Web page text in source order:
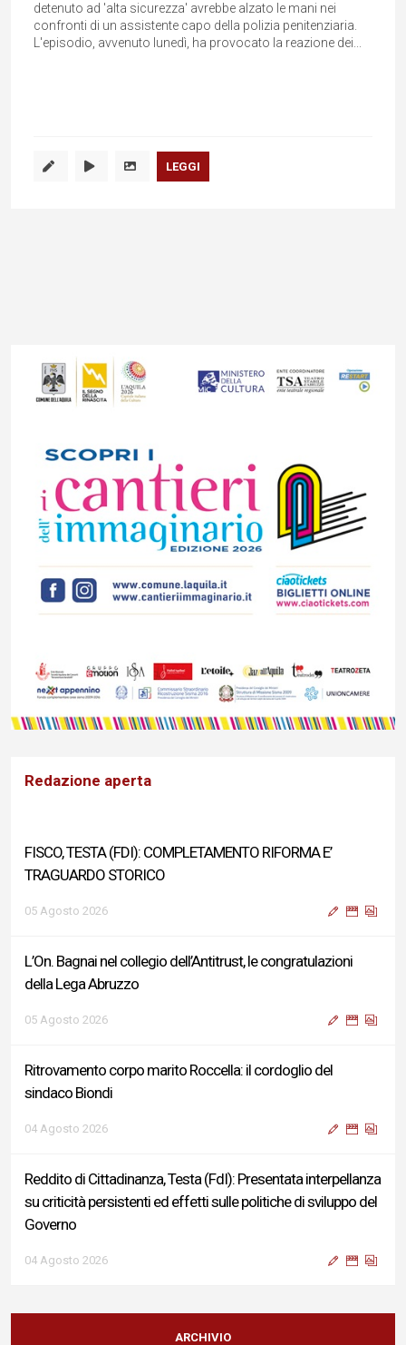
detenuto ad 'alta sicurezza' avrebbe alzato le mani nei
confronti di un assistente capo della polizia penitenziaria.
L'episodio, avvenuto lunedì, ha provocato la reazione dei...
LEGGI
Redazione aperta
FISCO, TESTA (FDI): COMPLETAMENTO RIFORMA E’
TRAGUARDO STORICO
05 Agosto 2026
L’On. Bagnai nel collegio dell’Antitrust, le congratulazioni
della Lega Abruzzo
05 Agosto 2026
Ritrovamento corpo marito Roccella: il cordoglio del
sindaco Biondi
04 Agosto 2026
Reddito di Cittadinanza, Testa (FdI): Presentata interpellanza
su criticità persistenti ed effetti sulle politiche di sviluppo del
Governo
04 Agosto 2026
Sigismondi, Liris e Testa: “Profondo cordoglio e vicinanza al
Ministro Roccella e alla sua famiglia”
ARCHIVIO